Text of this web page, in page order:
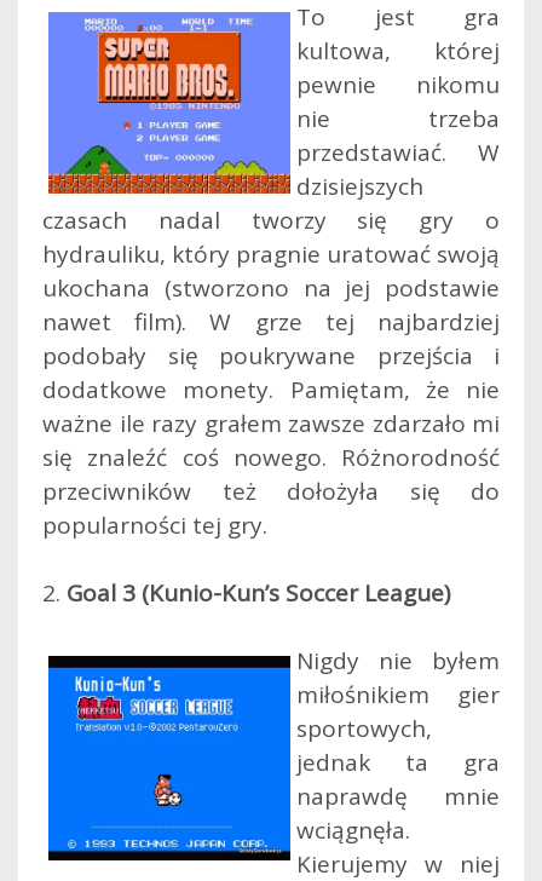
To jest gra
kultowa, której
pewnie nikomu
nie trzeba
przedstawiać. W
dzisiejszych
czasach nadal tworzy się gry o
hydrauliku, który pragnie uratować swoją
ukochana (stworzono na jej podstawie
nawet film). W grze tej najbardziej
podobały się poukrywane przejścia i
dodatkowe monety. Pamiętam, że nie
ważne ile razy grałem zawsze zdarzało mi
się znaleźć coś nowego. Różnorodność
przeciwników też dołożyła się do
popularności tej gry.
2. Goal 3 (Kunio-Kun’s Soccer League)
Nigdy nie byłem
miłośnikiem gier
sportowych,
jednak ta gra
naprawdę mnie
wciągnęła.
Kierujemy w niej